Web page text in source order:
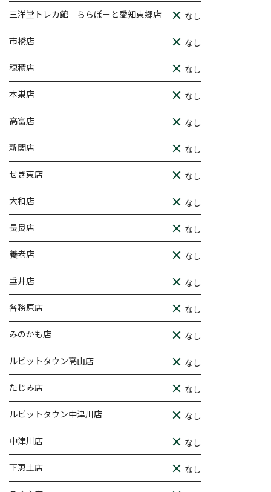
三洋堂トレカ館 ららぽーと愛知東郷店 なし
市橋店 なし
穂積店 なし
本巣店 なし
高富店 なし
新関店 なし
せき東店 なし
大和店 なし
長良店 なし
養老店 なし
垂井店 なし
各務原店 なし
みのかも店 なし
ルビットタウン高山店 なし
たじみ店 なし
ルビットタウン中津川店 なし
中津川店 なし
下恵土店 なし